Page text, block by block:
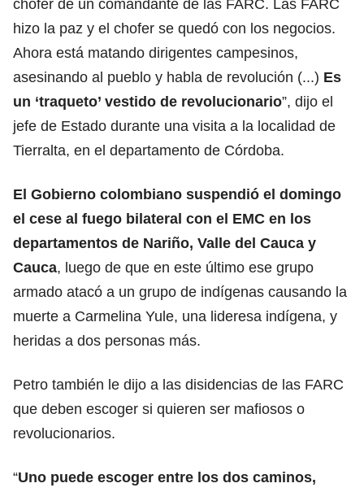
chofer de un comandante de las FARC. Las FARC
hizo la paz y el chofer se quedó con los negocios.
Ahora está matando dirigentes campesinos,
asesinando al pueblo y habla de revolución (...) Es
un ‘traqueto’ vestido de revolucionario”, dijo el
jefe de Estado durante una visita a la localidad de
Tierralta, en el departamento de Córdoba.
El Gobierno colombiano suspendió el domingo
el cese al fuego bilateral con el EMC en los
departamentos de Nariño, Valle del Cauca y
Cauca, luego de que en este último ese grupo
armado atacó a un grupo de indígenas causando la
muerte a Carmelina Yule, una lideresa indígena, y
heridas a dos personas más.
Petro también le dijo a las disidencias de las FARC
que deben escoger si quieren ser mafiosos o
revolucionarios.
“Uno puede escoger entre los dos caminos,